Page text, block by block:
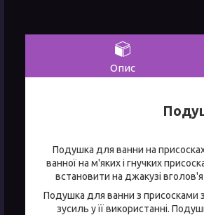
Опис
Подушка для ванни на
ванної на м'яких і гнучких
встановити на джакузі
Подушка для ванни з присосками
зусиль у її використанні.